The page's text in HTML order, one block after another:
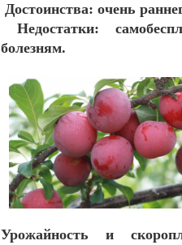
Достоинства: очень
Недостатки:
болезням.
Урожайность и с